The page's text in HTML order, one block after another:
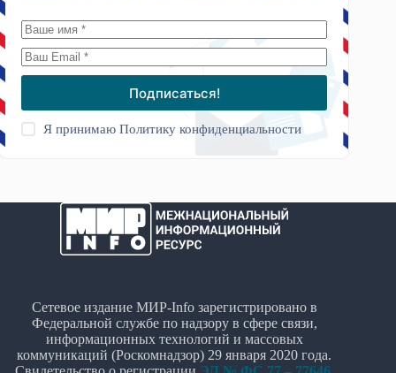
Подписаться!
Я принимаюПолитику конфиденциальности
Сетевое издание МИР-Info зарегистрировано в
Федеральной службе по надзору в сфере связи,
информационных технологий и массовых
коммуникаций (Роскомнадзор) 29 января 2020 года.